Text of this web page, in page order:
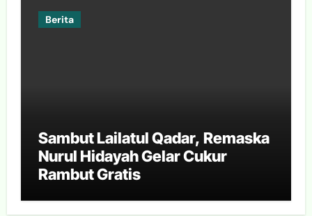
Berita
Sambut Lailatul Qadar, Remaska
Nurul Hidayah Gelar Cukur
Rambut Gratis